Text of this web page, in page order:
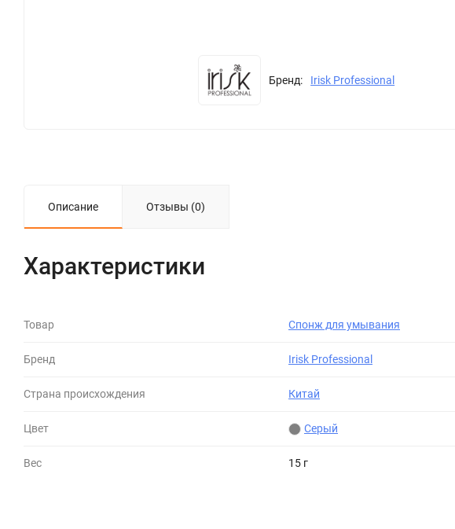
Бренд: Irisk Professional
Описание Отзывы (0)
Характеристики
Товар Спонж для умывания
Бренд Irisk Professional
Страна происхождения Китай
Цвет Серый
Вес 15 г